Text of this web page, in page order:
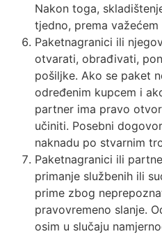
Nakon toga,
tjedno, prema važećem
Paketnagranici ili
otvarati, obrađivati,
pošiljke. Ako se paket
određenim kupcem i
partner ima pravo
učiniti. Posebni
naknadu po stvarnim
Paketnagranici ili
primanje službenih ili
prime zbog
pravovremeno slanje.
osim u slučaju